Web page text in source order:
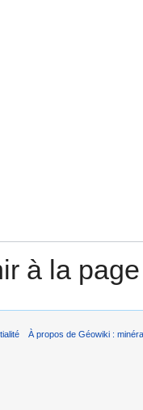
à la
À propos de Géowiki :